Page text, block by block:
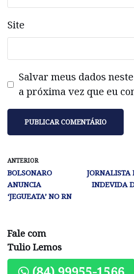
Site
Salvar meus dados
a próxima vez que eu
ANTERIOR
BOLSONARO
ANUNCIA
‘JEGUEATA’ NO RN
JORNALISTA
INDEVIDA
Fale com
Tulio Lemos